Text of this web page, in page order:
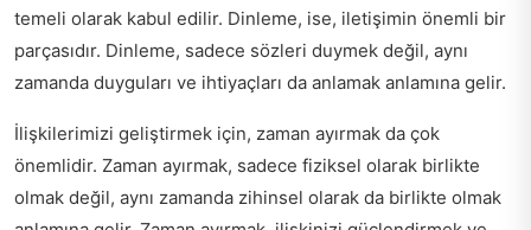
temeli olarak kabul edilir. Dinleme, ise, iletişimin önemli bir
parçasıdır. Dinleme, sadece sözleri duymek değil, aynı
zamanda duyguları ve ihtiyaçları da anlamak anlamına gelir.
İlişkilerimizi geliştirmek için, zaman ayırmak da çok
önemlidir. Zaman ayırmak, sadece fiziksel olarak birlikte
olmak değil, aynı zamanda zihinsel olarak da birlikte olmak